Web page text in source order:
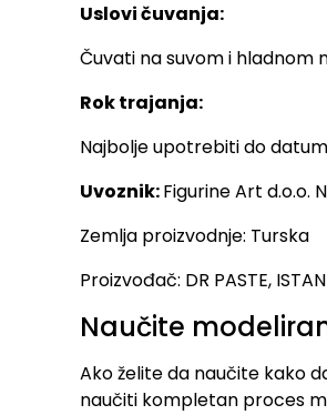
Uslovi čuvanja:
Čuvati na suvom i hladnom
Rok trajanja:
Najbolje upotrebiti do
Uvoznik:Figurine Art d.o.o.
Zemlja proizvodnje: Turska
Proizvođač: DR PASTE,
Naučite
Ako želite da naučite kako
naučiti kompletan proces